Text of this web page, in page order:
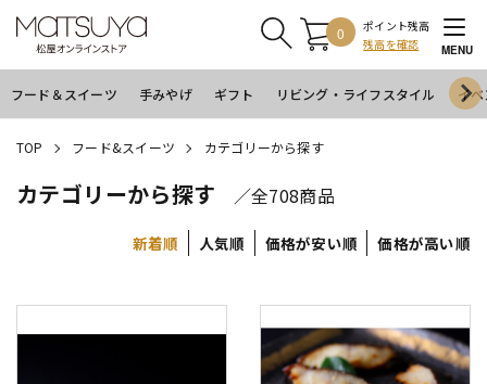
0
ポイント残高
残高を確認
MENU
フード＆スイーツ 手みやげ ギフト リビング・ライフスタイル イ
TOP フード&スイーツ カテゴリーから探す
カテゴリーから探す ／全708商品
新着順 人気順 価格が安い順 価格が高い順